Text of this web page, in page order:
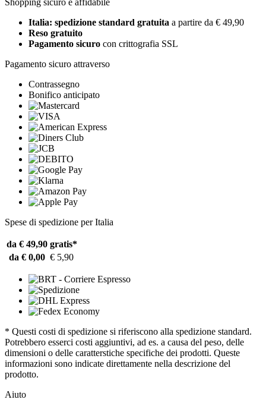
Shopping sicuro e affidabile
Italia: spedizione standard gratuita a partire da € 49,90
Reso gratuito
Pagamento sicuro con crittografia SSL
Pagamento sicuro attraverso
Contrassegno
Bonifico anticipato
Spese di spedizione per Italia
da € 49,90 gratis*
da € 0,00 € 5,90
* Questi costi di spedizione si riferiscono alla spedizione standard.
Potrebbero esserci costi aggiuntivi, ad es. a causa del peso, delle
dimensioni o delle caratterstiche specifiche dei prodotti. Queste
informazioni sono indicate direttamente nella descrizione del
prodotto.
Aiuto